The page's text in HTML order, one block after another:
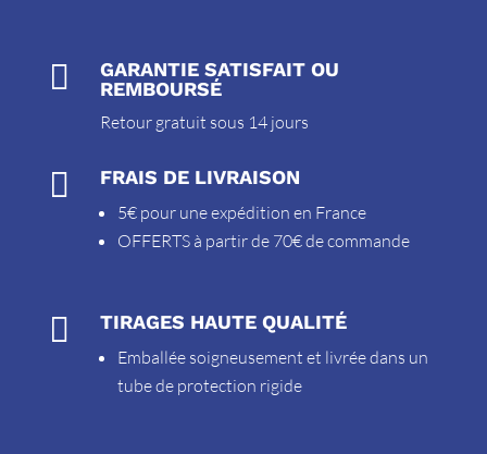

GARANTIE SATISFAIT OU
REMBOURSÉ
Retour gratuit sous 14 jours
 FRAIS DE LIVRAISON
5€ pour une expédition en France
OFFERTS à partir de 70€ de commande
 TIRAGES HAUTE QUALITÉ
Emballée soigneusement et livrée dans un
tube de protection rigide